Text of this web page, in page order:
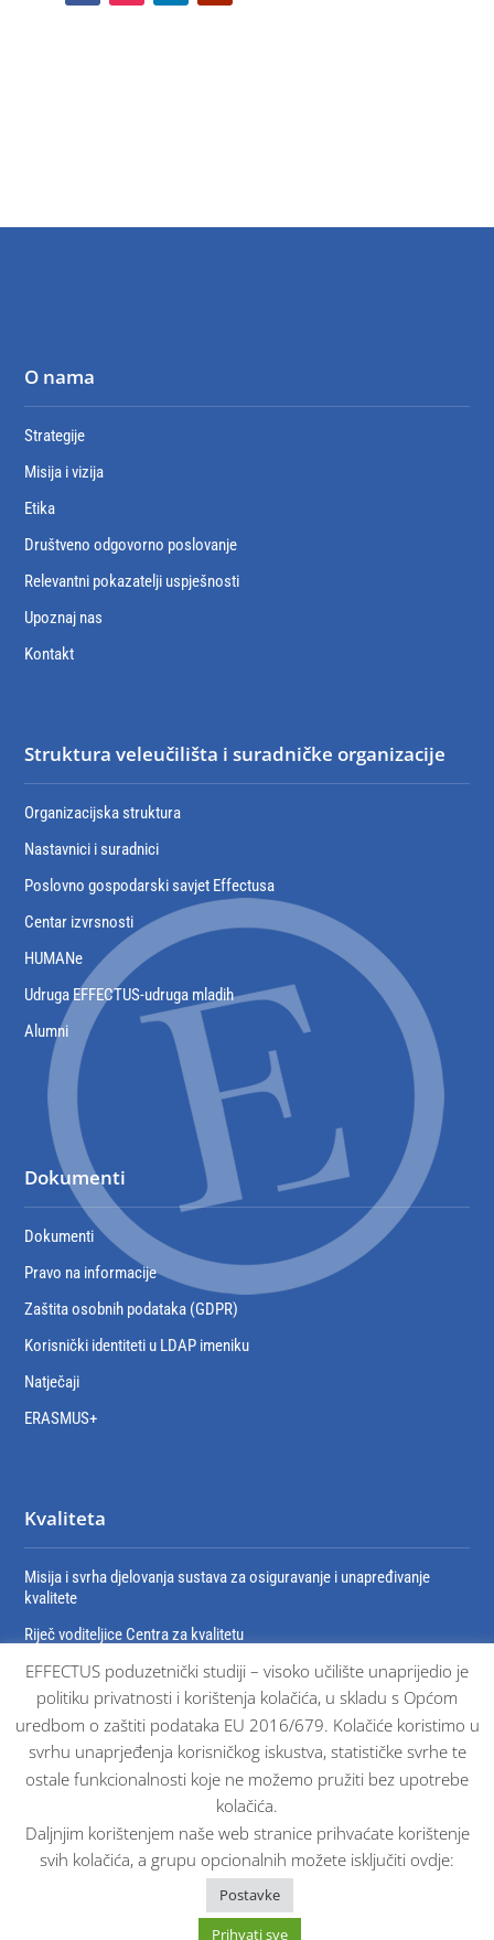
O nama
Strategije
Misija i vizija
Etika
Društveno odgovorno poslovanje
Relevantni pokazatelji uspješnosti
Upoznaj nas
Kontakt
Struktura veleučilišta i suradničke organizacije
Organizacijska struktura
Nastavnici i suradnici
Poslovno gospodarski savjet Effectusa
Centar izvrsnosti
HUMANe
Udruga EFFECTUS-udruga mladih
Alumni
Dokumenti
Dokumenti
Pravo na informacije
Zaštita osobnih podataka (GDPR)
Korisnički identiteti u LDAP imeniku
Natječaji
ERASMUS+
Kvaliteta
Misija i svrha djelovanja sustava za osiguravanje i unapređivanje
kvalitete
Riječ voditeljice Centra za kvalitetu
Organizacija sustava za osiguravanje i unaprjeđivanje kvalitete
Dokumenti sustava osiguravanja kvalitete
Certifikati
© Effectus sva prava pridržana 2025. |
EFFECTUS poduzetnički studiji – visoko učilište unaprijedio je
politiku privatnosti i korištenja kolačića, u skladu s Općom
uredbom o zaštiti podataka EU 2016/679. Kolačiće koristimo u
svrhu unaprjeđenja korisničkog iskustva, statističke svrhe te
ostale funkcionalnosti koje ne možemo pružiti bez upotrebe
kolačića.
Daljnjim korištenjem naše web stranice prihvaćate korištenje
svih kolačića, a grupu opcionalnih možete isključiti ovdje:
Postavke
Prihvati sve